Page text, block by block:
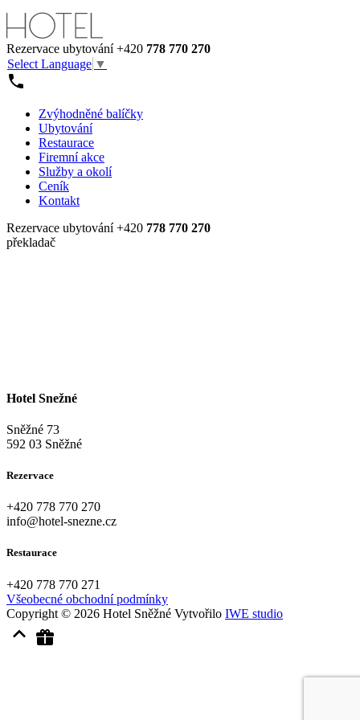
Rezervace ubytování+420 778 770 270
Select Language ▼
Zvýhodněné balíčky
Ubytování
Restaurace
Firemní akce
Služby a okolí
Ceník
Kontakt
Rezervace ubytování+420 778 770 270
překladač
Hotel Snežné
Sněžné 73
592 03 Sněžné
Rezervace
+420 778 770 270
info@hotel-snezne.cz
Restaurace
+420 778 770 271
Všeobecné obchodní podmínky
Copyright © 2026 Hotel Sněžné Vytvořilo IWE studio